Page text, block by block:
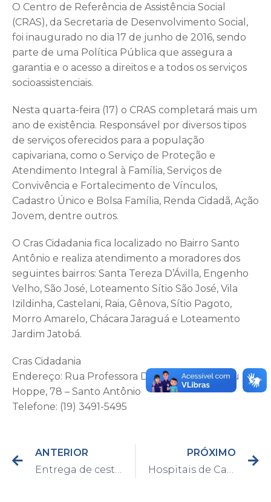
O Centro de Referência de Assistência Social
(CRAS), da Secretaria de Desenvolvimento Social,
foi inaugurado no dia 17 de junho de 2016, sendo
parte de uma Política Pública que assegura a
garantia e o acesso a direitos e a todos os serviços
socioassistenciais.
Nesta quarta-feira (17) o CRAS completará mais um
ano de existência. Responsável por diversos tipos
de serviços oferecidos para a população
capivariana, como o Serviço de Proteção e
Atendimento Integral à Família, Serviços de
Convivência e Fortalecimento de Vínculos,
Cadastro Único e Bolsa Família, Renda Cidadã, Ação
Jovem, dentre outros.
O Cras Cidadania fica localizado no Bairro Santo
Antônio e realiza atendimento a moradores dos
seguintes bairros: Santa Tereza D’Ávilla, Engenho
Velho, São José, Loteamento Sítio São José, Vila
Izildinha, Castelani, Raia, Gênova, Sítio Pagoto,
Morro Amarelo, Chácara Jaraguá e Loteamento
Jardim Jatobá.
Cras Cidadania
Endereço: Rua Professora Dulcina Bartolomeu
Hoppe, 78 – Santo Antônio
Telefone: (19) 3491-5495
ANTERIOR
PRÓXIMO